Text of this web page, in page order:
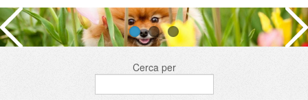
Cerca per